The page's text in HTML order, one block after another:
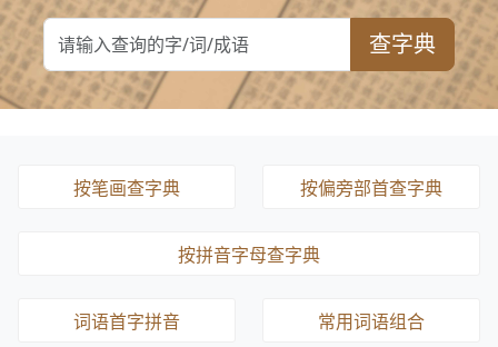
查字典
按笔画查字典 按偏旁部首查字典
按拼音字母查字典
词语首字拼音 常用词语组合